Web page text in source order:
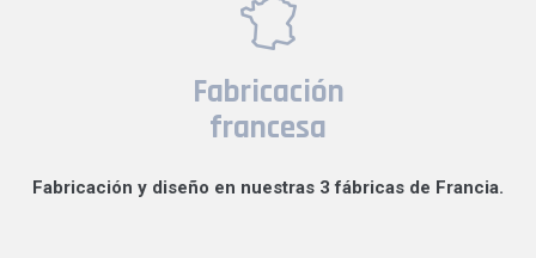
Fabricación
francesa
Fabricación y diseño en nuestras 3 fábricas de Francia.